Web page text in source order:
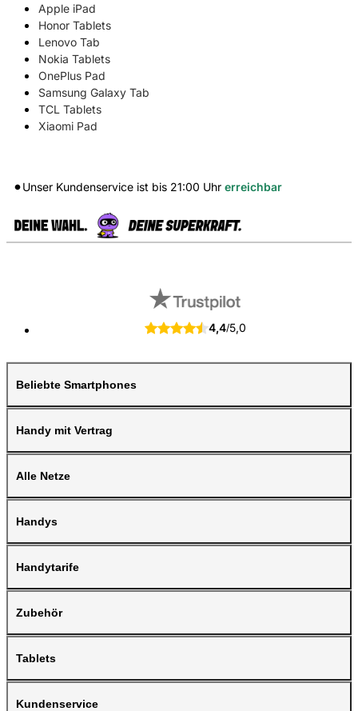
Apple iPad
Honor Tablets
Lenovo Tab
Nokia Tablets
OnePlus Pad
Samsung Galaxy Tab
TCL Tablets
Xiaomi Pad
Unser Kundenservice ist bis 21:00 Uhr erreichbar
4,4/5,0
Beliebte Smartphones
Handy mit Vertrag
Alle Netze
Handys
Handytarife
Zubehör
Tablets
Kundenservice